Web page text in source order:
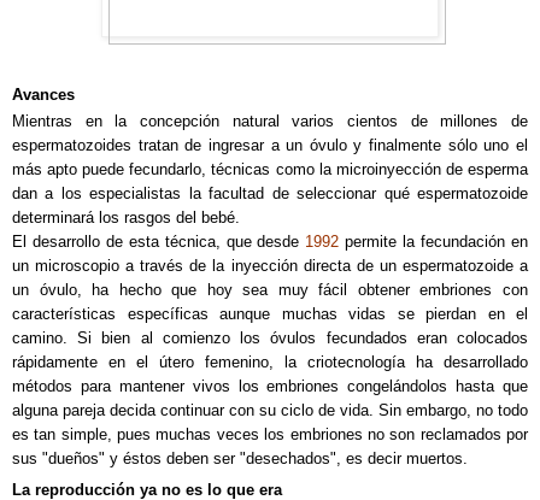
Avances
Mientras en la concepción natural varios cientos de millones de
espermatozoides tratan de ingresar a un óvulo y finalmente sólo uno el
más apto puede fecundarlo, técnicas como la microinyección de esperma
dan a los especialistas la facultad de seleccionar qué espermatozoide
determinará los rasgos del bebé.
El desarrollo de esta técnica, que desde 1992 permite la fecundación en
un microscopio a través de la inyección directa de un espermatozoide a
un óvulo, ha hecho que hoy sea muy fácil obtener embriones con
características específicas aunque muchas vidas se pierdan en el
camino. Si bien al comienzo los óvulos fecundados eran colocados
rápidamente en el útero femenino, la criotecnología ha desarrollado
métodos para mantener vivos los embriones congelándolos hasta que
alguna pareja decida continuar con su ciclo de vida. Sin embargo, no todo
es tan simple, pues muchas veces los embriones no son reclamados por
sus "dueños" y éstos deben ser "desechados", es decir muertos.
La reproducción ya no es lo que era